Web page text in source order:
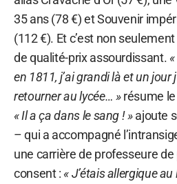
35 ans (78 €) et Souvenir
(112 €). Et c’est non
de qualité-prix assourdissant.
en 1811, j’ai grandi là et un jour
retourner au lycée… »résume le
« Il a ça dans le sang ! »ajoute
– qui a accompagné
une carrière de professeure
consent :« J’étais allergique